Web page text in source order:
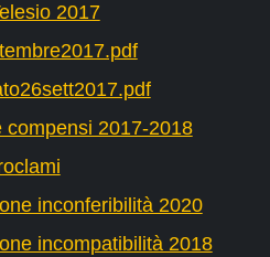
2017
compensi 2017-2018
inconferibilità 2020
incompatibilità 2018